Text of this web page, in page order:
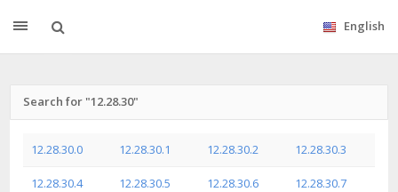
English
Search for "12.28.30"
12.28.30.0 12.28.30.1 12.28.30.2 12.28.30.3
12.28.30.4 12.28.30.5 12.28.30.6 12.28.30.7